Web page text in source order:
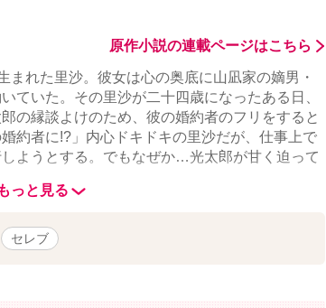
原作小説の連載ページはこちら
まれた里沙。彼女は心の奥底に山凪家の嫡男・
ていた。その里沙が二十四歳になったある日、
の縁談よけのため、彼の婚約者のフリをすると
約者に!?」内心ドキドキの里沙だが、仕事上で
ようとする。でもなぜか…光太郎が甘く迫って
もっと見る
セレブ